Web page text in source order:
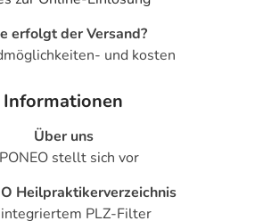
erfolgt der Versand?
und kosten
Informationen
Über uns
stellt sich vor
Heilpraktikerverzeichnis
PLZ-Filter